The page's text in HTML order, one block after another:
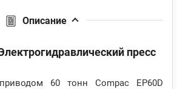
Описание
пресс
60 тонн Compac EP60D